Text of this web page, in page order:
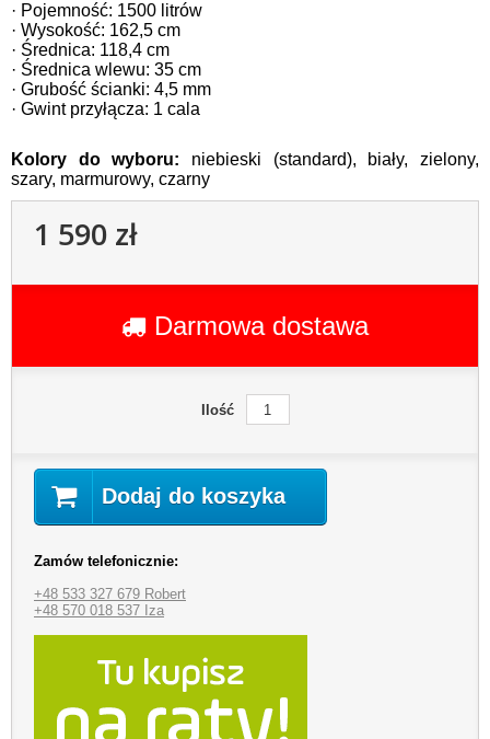
· Pojemność: 1500 litrów
· Wysokość: 162,5 cm
· Średnica: 118,4 cm
· Średnica wlewu: 35 cm
· Grubość ścianki: 4,5 mm
· Gwint przyłącza: 1 cala
Kolory do wyboru: niebieski (standard), biały, zielony,
szary, marmurowy, czarny
1 590 zł
Darmowa dostawa
Ilość
Dodaj do koszyka
Zamów telefonicznie:
+48 533 327 679 Robert
+48 570 018 537 Iza